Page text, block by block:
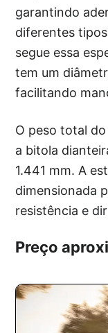
garantindo
diferentes
segue essa
tem um
facilitando
O peso total
a bitola
1.441 mm. A
dimensionada
resistência e
Preço